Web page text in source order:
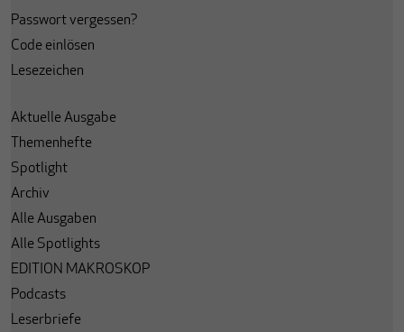
Passwort vergessen?
Code einlösen
Lesezeichen
Aktuelle Ausgabe
Themenhefte
Spotlight
Archiv
Alle Ausgaben
Alle Spotlights
EDITION MAKROSKOP
Podcasts
Leserbriefe